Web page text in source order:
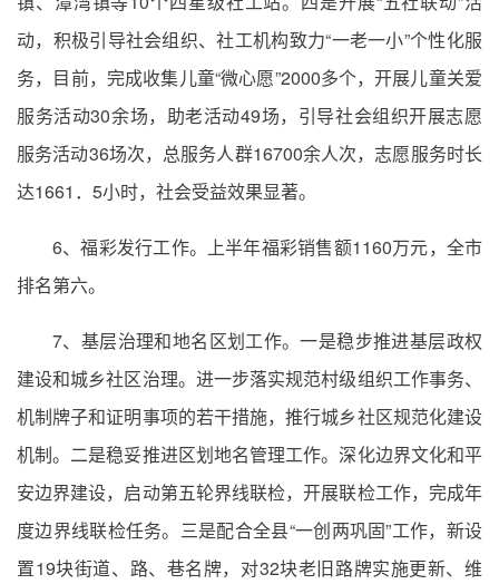
动，积极引导社会组织、社工机构致力“一老一小”个性化服
务，目前，完成收集儿童“微心愿”2000多个，开展儿童关爱
服务活动30余场，助老活动49场，引导社会组织开展志愿
服务活动36场次，总服务人群16700余人次，志愿服务时长
达1661．5小时，社会受益效果显著。
6、福彩发行工作。上半年福彩销售额1160万元，全市
排名第六。
7、基层治理和地名区划工作。一是稳步推进基层政权
建设和城乡社区治理。进一步落实规范村级组织工作事务、
机制牌子和证明事项的若干措施，推行城乡社区规范化建设
机制。二是稳妥推进区划地名管理工作。深化边界文化和平
安边界建设，启动第五轮界线联检，开展联检工作，完成年
度边界线联检任务。三是配合全县“一创两巩固”工作，新设
置19块街道、路、巷名牌，对32块老旧路牌实施更新、维